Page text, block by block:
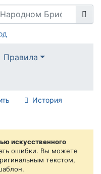
Правила
История
искусственного
ошибки. Вы можете
текстом,